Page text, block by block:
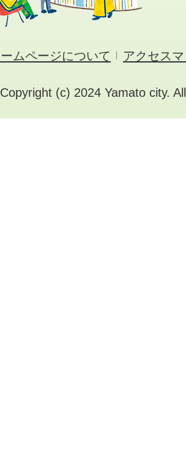
ムページについて アクセス
Copyright (c) 2024 Yamato city.